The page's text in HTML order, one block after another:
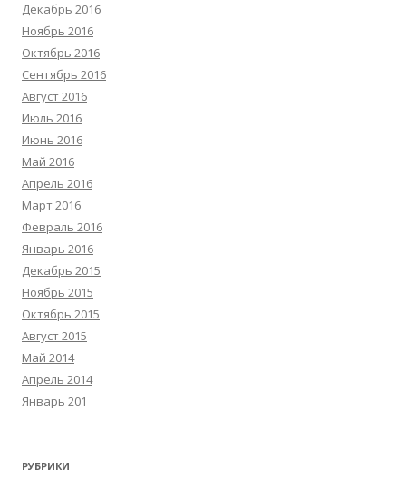
Декабрь 2016
Ноябрь 2016
Октябрь 2016
Сентябрь 2016
Август 2016
Июль 2016
Июнь 2016
Май 2016
Апрель 2016
Март 2016
Февраль 2016
Январь 2016
Декабрь 2015
Ноябрь 2015
Октябрь 2015
Август 2015
Май 2014
Апрель 2014
Январь 201
РУБРИКИ